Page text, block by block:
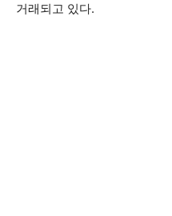
거래되고 있다.